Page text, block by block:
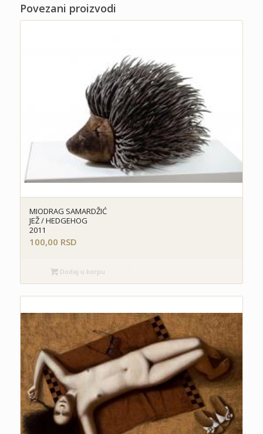
Povezani proizvodi
MIODRAG SAMARDŽIĆ
JEŽ / HEDGEHOG
2011
100,00 RSD
Dodaj u korpu